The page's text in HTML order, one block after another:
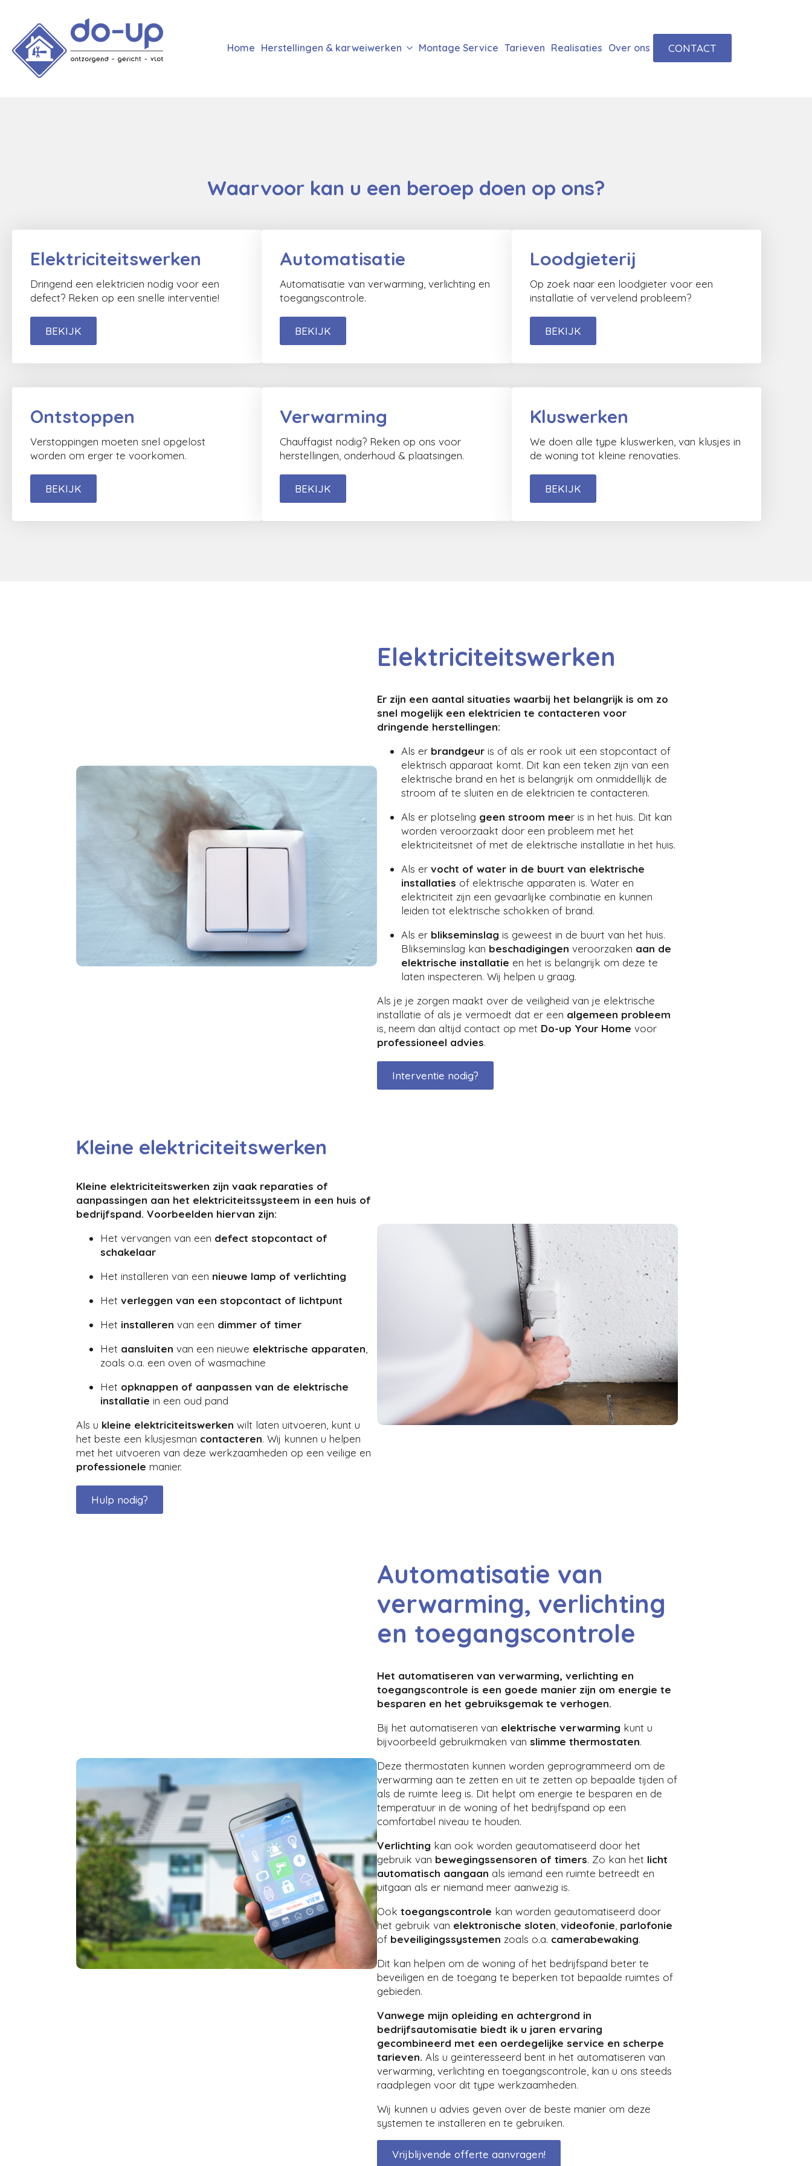
Home Herstellingen & karweiwerken Montage Service Tarieven Realisaties Over ons CONTACT
Waarvoor kan u een beroep doen op ons?
Elektriciteitswerken
Dringend een elektricien nodig voor een
defect? Reken op een snelle interventie!
BEKIJK
Automatisatie
Automatisatie van verwarming, verlichting en
toegangscontrole.
BEKIJK
Loodgieterij
Op zoek naar een loodgieter voor een
installatie of vervelend probleem?
BEKIJK
Ontstoppen
Verstoppingen moeten snel opgelost
worden om erger te voorkomen.
BEKIJK
Verwarming
Chauffagist nodig? Reken op ons voor
herstellingen, onderhoud & plaatsingen.
BEKIJK
Kluswerken
We doen alle type kluswerken, van klusjes in
de woning tot kleine renovaties.
BEKIJK
Elektriciteitswerken
Er zijn een aantal situaties waarbij het belangrijk is om zo
snel mogelijk een elektricien te contacteren voor
dringende herstellingen:
Als er brandgeuris of als er rook uit een stopcontact of
elektrisch apparaat komt. Dit kan een teken zijn van een
elektrische brand en het is belangrijk om onmiddellijk de
stroom af te sluiten en de elektricien te contacteren.
Als er plotseling geen stroom meer is in het huis. Dit kan
worden veroorzaakt door een probleem met het
elektriciteitsnet of met de elektrische installatie in het huis.
Als er vocht of water in de buurt van elektrische
installaties of elektrische apparaten is. Water en
elektriciteit zijn een gevaarlijke combinatie en kunnen
leiden tot elektrische schokken of brand.
Als er blikseminslag is geweest in de buurt van het huis.
Blikseminslag kan beschadigingen veroorzaken aan de
elektrische installatie en het is belangrijk om deze te
laten inspecteren. Wij helpen u graag.
Als je je zorgen maakt over de veiligheid van je elektrische
installatie of als je vermoedt dat er een algemeen probleem
is, neem dan altijd contact op met Do-up Your Home voor
professioneel advies.
Interventie nodig?
Kleine elektriciteitswerken
Kleine elektriciteitswerken zijn vaak reparaties of
aanpassingen aan het elektriciteitssysteem in een huis of
bedrijfspand. Voorbeelden hiervan zijn:
Het vervangen van een defect stopcontact of
schakelaar
Het installeren van een nieuwe lamp of verlichting
Hetverleggen van een stopcontact of lichtpunt
Het installeren van een dimmer of timer
Het aansluiten van een nieuwe elektrische apparaten
zoals o.a. een oven of wasmachine
Het opknappen of aanpassen van de elektrische
installatie in een oud pand
Als u kleine elektriciteitswerken wilt laten uitvoeren, kunt u
het beste een klusjesman contacteren. Wij kunnen u helpen
met het uitvoeren van deze werkzaamheden op een veilige en
professionele manier.
Hulp nodig?
Automatisatie van
verwarming, verlichting
en toegangscontrole
Het automatiseren van verwarming, verlichting en
toegangscontrole is een goede manier zijn om energie te
besparen en het gebruiksgemak te verhogen.
Bij het automatiseren van elektrische verwarming kunt u
bijvoorbeeld gebruikmaken van slimme thermostaten.
Deze thermostaten kunnen worden geprogrammeerd om de
verwarming aan te zetten en uit te zetten op bepaalde tijden of
als de ruimte leeg is. Dit helpt om energie te besparen en de
temperatuur in de woning of het bedrijfspand op een
comfortabel niveau te houden.
Verlichting kan ook worden geautomatiseerd door het
gebruik van bewegingssensoren of timers. Zo kan het licht
automatisch aangaan als iemand een ruimte betreedt en
uitgaan als er niemand meer aanwezig is.
Ook toegangscontrole kan worden geautomatiseerd door
het gebruik van elektronische sloten videofonie parlofonie
of beveiligingssystemen zoals o.a. camerabewaking.
Dit kan helpen om de woning of het bedrijfspand beter te
beveiligen en de toegang te beperken tot bepaalde ruimtes of
gebieden.
Vanwege mijn opleiding en achtergrond in
bedrijfsautomisatie biedt ik u jaren ervaring
gecombineerd met een oerdegelijke service en scherpe
tarieven. Als u geïnteresseerd bent in het automatiseren van
verwarming, verlichting en toegangscontrole, kan u ons steeds
raadplegen voor dit type werkzaamheden.
Wij kunnen u advies geven over de beste manier om deze
systemen te installeren en te gebruiken.
Vrijblijvende offerte aanvragen!